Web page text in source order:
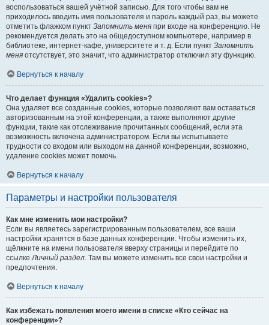
воспользоваться вашей учётной записью. Для того чтобы вам не
приходилось вводить имя пользователя и пароль каждый раз, вы можете
отметить флажком пункт Запомнить меня при входе на конференцию. Не
рекомендуется делать это на общедоступном компьютере, например в
библиотеке, интернет-кафе, университете и т. д. Если пункт Запомнить
меня отсутствует, это значит, что администратор отключил эту функцию.
Вернуться к началу
Что делает функция «Удалить cookies»?
Она удаляет все созданные cookies, которые позволяют вам оставаться
авторизованным на этой конференции, а также выполняют другие
функции, такие как отслеживание прочитанных сообщений, если эта
возможность включена администратором. Если вы испытываете
трудности со входом или выходом на данной конференции, возможно,
удаление cookies может помочь.
Вернуться к началу
Параметры и настройки пользователя
Как мне изменить мои настройки?
Если вы являетесь зарегистрированным пользователем, все ваши
настройки хранятся в базе данных конференции. Чтобы изменить их,
щёлкните на имени пользователя вверху страницы и перейдите по
ссылкеЛичный раздел. Там вы можете изменить все свои настройки и
предпочтения.
Вернуться к началу
Как избежать появления моего имени в списке «Кто сейчас на
конференции»?